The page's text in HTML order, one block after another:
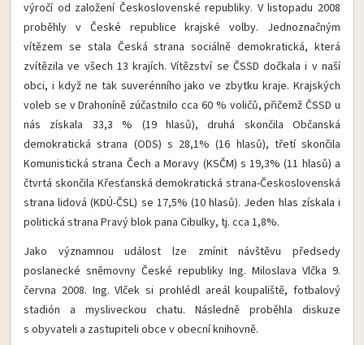
výročí od založení Československé republiky. V listopadu 2008
proběhly v České republice krajské volby. Jednoznačným
vítězem se stala Česká strana sociálně demokratická, která
zvítězila ve všech 13 krajích. Vítězství se ČSSD dočkala i v naší
obci, i když ne tak suverénního jako ve zbytku kraje. Krajských
voleb se v Drahoníně zúčastnilo cca 60 % voličů, přičemž ČSSD u
nás získala 33,3 % (19 hlasů), druhá skončila Občanská
demokratická strana (ODS) s 28,1% (16 hlasů), třetí skončila
Komunistická strana Čech a Moravy (KSČM) s 19,3% (11 hlasů) a
čtvrtá skončila Křesťanská demokratická strana-Československá
strana lidová (KDÚ-ČSL) se 17,5% (10 hlasů). Jeden hlas získala i
politická strana Pravý blok pana Cibulky, tj. cca 1,8%.
Jako významnou událost lze zmínit návštěvu předsedy
poslanecké sněmovny České republiky Ing. Miloslava Vlčka 9.
června 2008. Ing. Vlček si prohlédl areál koupaliště, fotbalový
stadión a mysliveckou chatu. Následně proběhla diskuze
s obyvateli a zastupiteli obce v obecní knihovně.